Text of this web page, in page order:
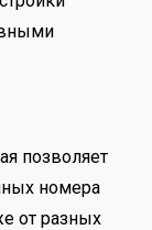
позволяет
номера
от разных